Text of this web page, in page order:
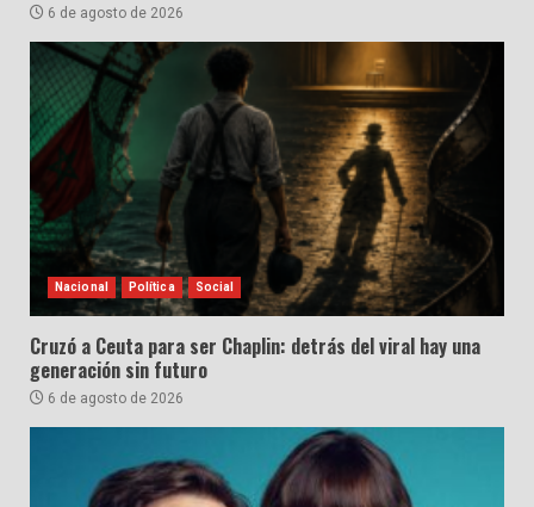
6 de agosto de 2026
Nacional Política Social
Cruzó a Ceuta para ser Chaplin: detrás del viral hay una
generación sin futuro
6 de agosto de 2026